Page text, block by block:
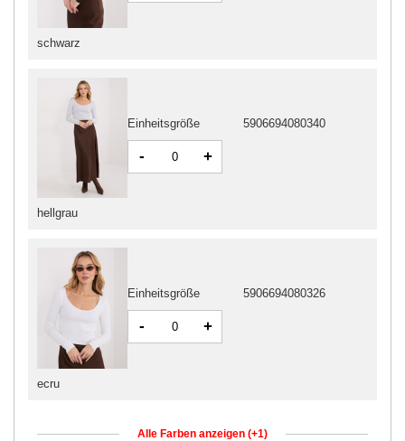
hellgrau
Einheitsgröße 5906694080340
- +
ecru
Einheitsgröße 5906694080326
- +
schwarz
Alle Farben anzeigen (+1)